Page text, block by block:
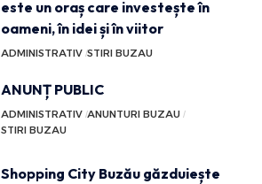
este un oraș care investește în
oameni, în idei și în viitor
ADMINISTRATIV STIRI BUZAU
ANUNȚ PUBLIC
ADMINISTRATIV ANUNTURI BUZAU
STIRI BUZAU
Shopping City Buzău găzduiește